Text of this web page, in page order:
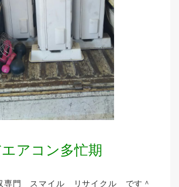
アコン多忙期
専門 スマイル リサイクル です＾